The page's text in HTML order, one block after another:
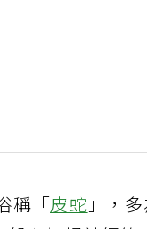
稱「皮蛇」，